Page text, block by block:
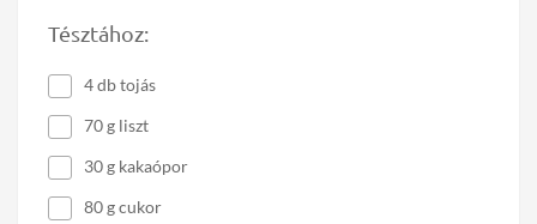
Tésztához:
4 db tojás
70 g liszt
30 g kakaópor
80 g cukor